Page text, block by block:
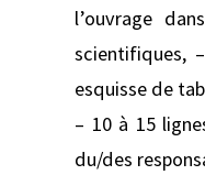
l’ouvrage
scientifiques,
esquisse de
– 10 à 15
du/des